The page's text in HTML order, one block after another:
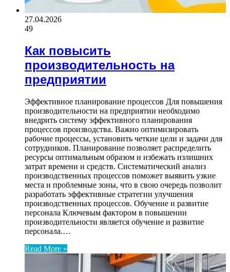
27.04.2026
49
Как повысить
производительность на
предприятии
Эффективное планирование процессов Для повышения
производительности на предприятии необходимо
внедрить систему эффективного планирования
процессов производства. Важно оптимизировать
рабочие процессы, установить четкие цели и задачи для
сотрудников. Планирование позволяет распределить
ресурсы оптимальным образом и избежать излишних
затрат времени и средств. Систематический анализ
производственных процессов поможет выявить узкие
места и проблемные зоны, что в свою очередь позволит
разработать эффективные стратегии улучшения
производственных процессов. Обучение и развитие
персонала Ключевым фактором в повышении
производительности является обучение и развитие
персонала.…
Read More »